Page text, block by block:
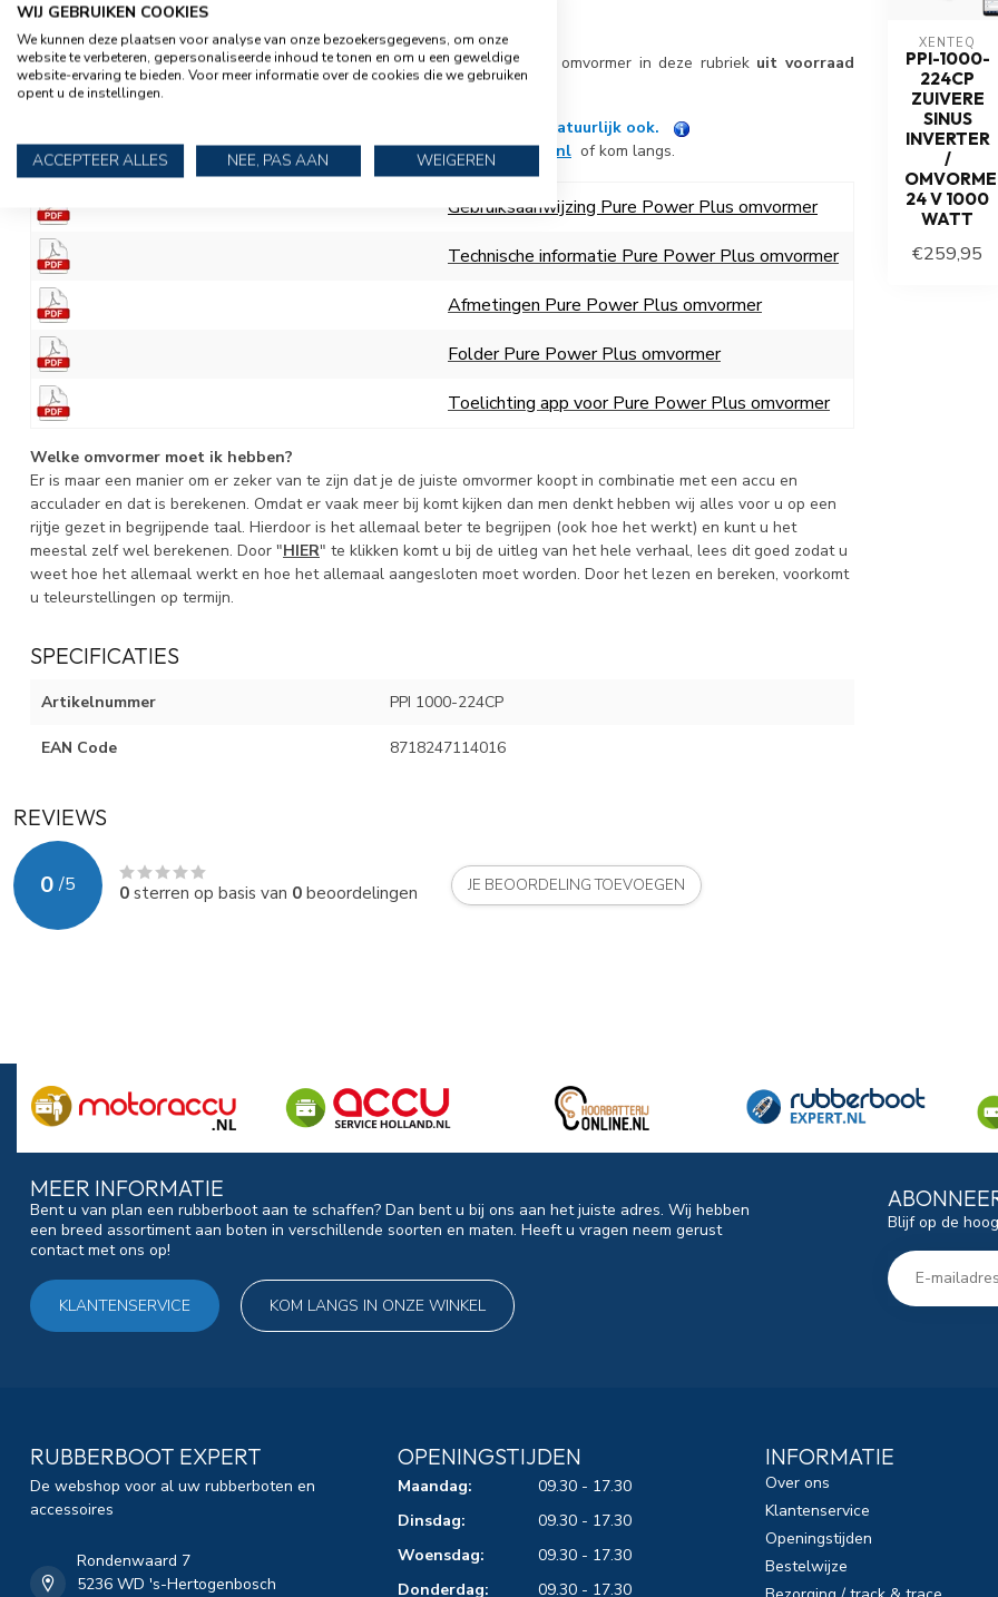
Geschikt voor 24 volt accu's
Omdat wij een grootassortiment op voorraad hebben, is deze Xenteq omvormer in deze rubriek uit voorraad
leverbaar (anders wordt het duidelijk vermeld). Prijzen zijn inclusief b.t.w.
Vandaag online besteld, de volgende werkdag in huis, afhalen kan natuurlijk ook.
Heeft u vragen bel dan073-6445734 of mail info@rubberbootexpert.nl of kom langs.
Gebruiksaanwijzing Pure Power Plus omvormer
Technische informatie Pure Power Plus omvormer
Afmetingen Pure Power Plus omvormer
Folder Pure Power Plus omvormer
Toelichting app voor Pure Power Plus omvormer
Welke omvormer moet ik hebben?
Er is maar een manier om er zeker van te zijn dat je de juiste omvormer koopt in combinatie met een accu en
acculader en dat is berekenen. Omdat er vaak meer bij komt kijken dan men denkt hebben wij alles voor u op een
rijtje gezet in begrijpende taal. Hierdoor is het allemaal beter te begrijpen (ook hoe het werkt) en kunt u het
meestal zelf wel berekenen. Door "HIER" te klikken komt u bij de uitleg van het hele verhaal, lees dit goed zodat u
weet hoe het allemaal werkt en hoe het allemaal aangesloten moet worden. Door het lezen en bereken, voorkomt
u teleurstellingen op termijn.
SPECIFICATIES
Artikelnummer PPI 1000-224CP
EAN Code 8718247114016
XENTEQ
PPI-1000-
224CP
ZUIVERE
SINUS
INVERTER
/
24 V 1000
WATT
€259,95
REVIEWS
0 /5 0sterren op basis van 0beoordelingen JE BEOORDELING TOEVOEGEN
MEER INFORMATIE
Bent u van plan een rubberboot aan te schaffen? Dan bent u bij ons aan het juiste adres. Wij hebben
een breed assortiment aan boten in verschillende soorten en maten. Heeft u vragen neem gerust
contact met ons op!
KLANTENSERVICE KOM LANGS IN ONZE WINKEL
Blijf op de
RUBBERBOOT EXPERT
De webshop voor al uw rubberboten en
accessoires
Rondenwaard 7
5236 WD 's-Hertogenbosch
OPENINGSTIJDEN
Maandag:
09.30 - 17.30
Dinsdag:
09.30 - 17.30
Woensdag:
09.30 - 17.30
Donderdag:
09.30 - 17.30
INFORMATIE
Over ons
Klantenservice
Openingstijden
Bestelwijze
WIJ GEBRUIKEN COOKIES
We kunnen deze plaatsen voor analyse van onze bezoekersgegevens, om onze
website te verbeteren, gepersonaliseerde inhoud te tonen en om u een geweldige
website-ervaring te bieden. Voor meer informatie over de cookies die we gebruiken
opent u de instellingen.
ACCEPTEER ALLES NEE, PAS AAN WEIGEREN